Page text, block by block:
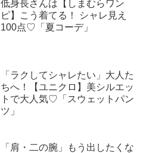
低身長さんは【しまむらワン
ピ】こう着てる！ シャレ見え
100点♡「夏コーデ」
「ラクしてシャレたい」大人た
ちへ！【ユニクロ】美シルエッ
トで大人気♡「スウェットパン
ツ」
「肩・二の腕」もう出したくな